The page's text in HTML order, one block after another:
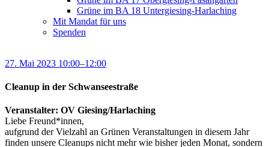
Grüne im BA 18 Untergiesing-Harlaching
Mit Mandat für uns
Spenden
27. Mai 2023 10:00–12:00
Cleanup in der Schwanseestraße
Veranstalter: OV Giesing/Harlaching
Liebe Freund*innen,
aufgrund der Vielzahl an Grünen Veranstaltungen in diesem Jahr
finden unsere Cleanups nicht mehr wie bisher jeden Monat, sondern